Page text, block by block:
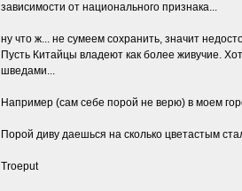
зависимости от национального признака...
ну что ж... не сумеем сохранить, значит
Пусть Китайцы владеют как более живучие.
шведами...
Например (сам себе порой не верю) в моем
Порой диву даешься на сколько цветастым
Troeput